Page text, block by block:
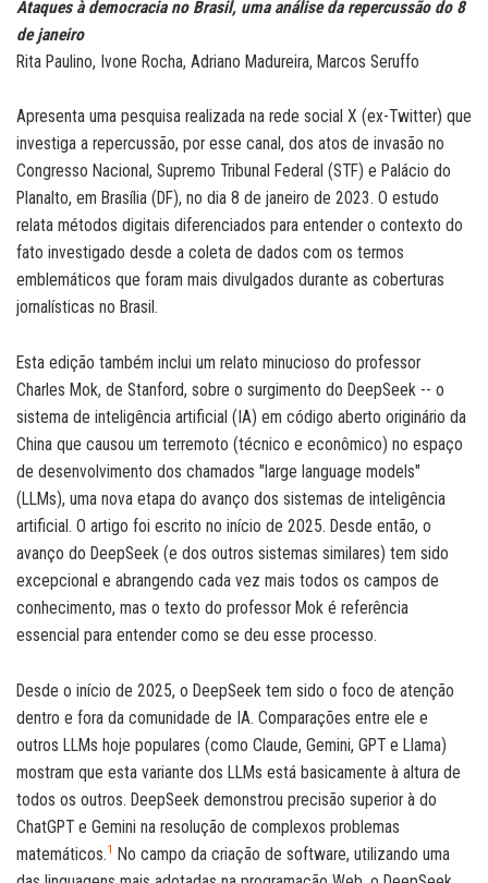
Ataques à democracia no Brasil, uma análise da repercussão do 8
de janeiro
Rita Paulino, Ivone Rocha, Adriano Madureira, Marcos Seruffo
Apresenta uma pesquisa realizada na rede social X (ex-Twitter) que
investiga a repercussão, por esse canal, dos atos de invasão no
Congresso Nacional, Supremo Tribunal Federal (STF) e Palácio do
Planalto, em Brasília (DF), no dia 8 de janeiro de 2023. O estudo
relata métodos digitais diferenciados para entender o contexto do
fato investigado desde a coleta de dados com os termos
emblemáticos que foram mais divulgados durante as coberturas
jornalísticas no Brasil.
Esta edição também inclui um relato minucioso do professor
Charles Mok, de Stanford, sobre o surgimento do DeepSeek -- o
sistema de inteligência artificial (IA) em código aberto originário da
China que causou um terremoto (técnico e econômico) no espaço
de desenvolvimento dos chamados "large language models"
(LLMs), uma nova etapa do avanço dos sistemas de inteligência
artificial. O artigo foi escrito no início de 2025. Desde então, o
avanço do DeepSeek (e dos outros sistemas similares) tem sido
excepcional e abrangendo cada vez mais todos os campos de
conhecimento, mas o texto do professor Mok é referência
essencial para entender como se deu esse processo.
Desde o início de 2025, o DeepSeek tem sido o foco de atenção
dentro e fora da comunidade de IA. Comparações entre ele e
outros LLMs hoje populares (como Claude, Gemini, GPT e Llama)
mostram que esta variante dos LLMs está basicamente à altura de
todos os outros. DeepSeek demonstrou precisão superior à do
ChatGPT e Gemini na resolução de complexos problemas
matemáticos.1 No campo da criação de software, utilizando uma